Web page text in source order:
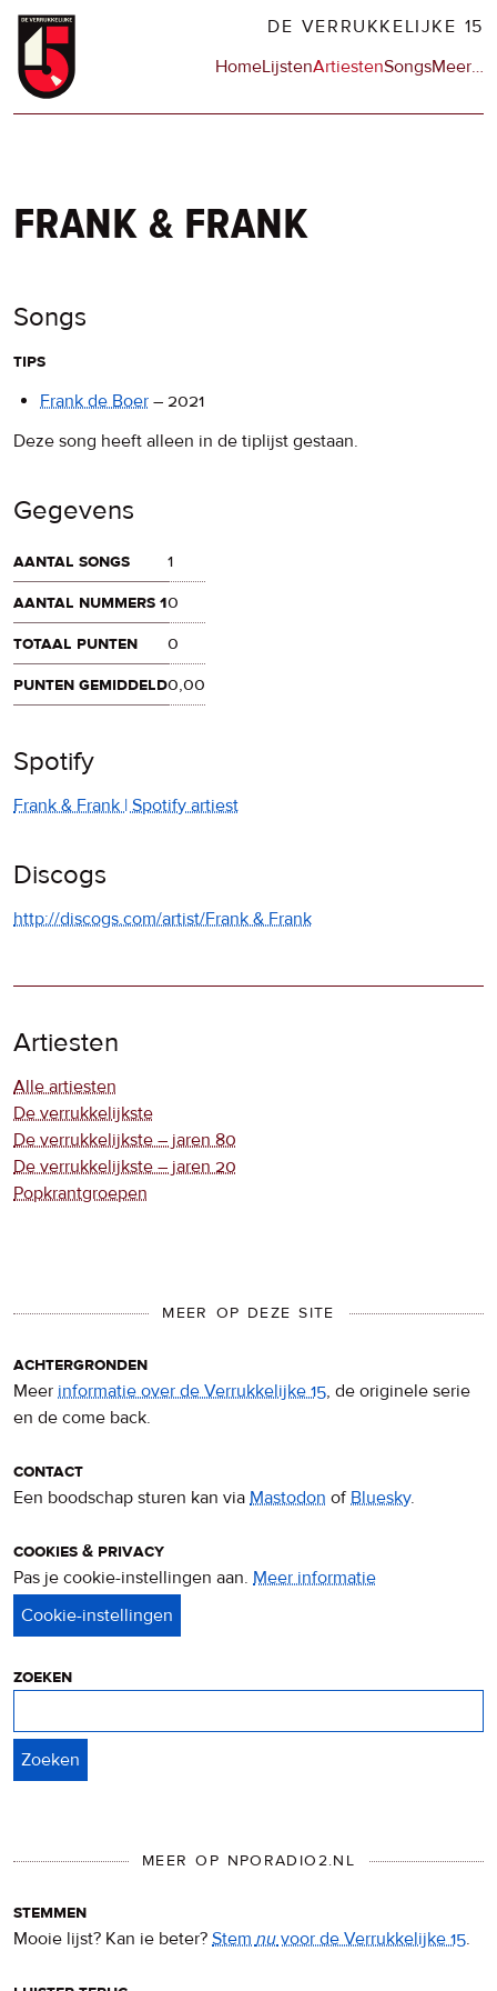
Overslaan
naar
DE VERRUKKELIJKE 15
Hoofdnavigatie
HomeLijstenArtiestenSongsMeerop
…
frank & frank
Songs
tips
Frank de Boer – 2021
Deze song heeft alleen in de tiplijst gestaan.
Gegevens
aantal songs
1
aantal nummers 10
totaal punten
0
punten gemiddeld0,00
Spotify
Frank & Frank | Spotify artiest
Discogs
http://discogs.com/artist/Frank & Frank
Artiesten
Alle artiesten
De verrukkelijkste
De verrukkelijkste – jaren 80
De verrukkelijkste – jaren 20
Popkrantgroepen
MEER OP DEZE SITE
achtergronden
Meer informatie over de Verrukkelijke 15, de originele serie
en de come back.
contact
Een boodschap sturen kan via Mastodon ofBluesky.
cookies & privacy
Pas je cookie-instellingen aan. Meer informatie
zoeken
MEER OP NPORADIO2.NL
stemmen
Mooie lijst? Kan ie beter? Stemnuvoor de Verrukkelijke 15.